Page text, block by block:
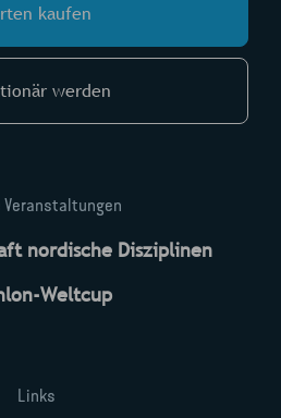
Veranstaltungen
nordische Disziplinen
Weltcup
Links
kaufen
werden